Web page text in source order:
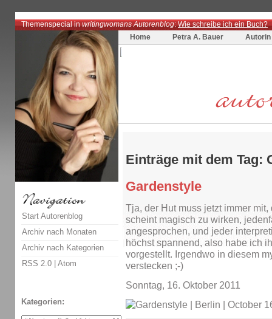
Themenspecial inwritingwomans Autorenblog:Wie schreibe ich ein Buch?
Home
Petra A. Bauer Autorin
Einträge mit dem Tag:
Gardenstyle
Tja, der Hut muss jetzt immer
scheint magisch zu wirken,
angesprochen, und jeder
höchst spannend, also habe ich
vorgestellt. Irgendwo in diesem
verstecken ;-)
Sonntag, 16. Oktober 2011
Start Autorenblog
Archiv nach Monaten
Archiv nach Kategorien
RSS 2.0 | Atom
Kategorien: